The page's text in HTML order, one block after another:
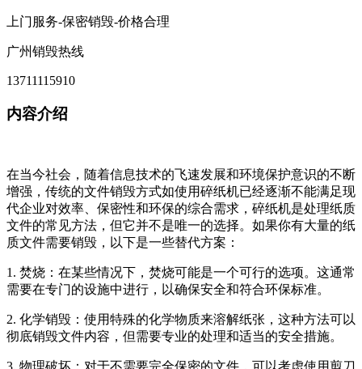
上门服务-保密销毁-价格合理
广州销毁热线
13711115910
内容介绍
在当今社会，随着信息技术的飞速发展和环境保护意识的不断
增强，传统的文件销毁方式如使用碎纸机已经逐渐不能满足现
代企业对效率、保密性和环保的综合需求，碎纸机是处理纸质
文件的常见方法，但它并不是唯一的选择。如果你有大量的纸
质文件需要销毁，以下是一些替代方案：
1. 焚烧：在某些情况下，焚烧可能是一个可行的选项。这通常
需要在专门的设施中进行，以确保安全和符合环保标准。
2. 化学销毁：使用特殊的化学物质来溶解纸张，这种方法可以
彻底销毁文件内容，但需要专业的处理和适当的安全措施。